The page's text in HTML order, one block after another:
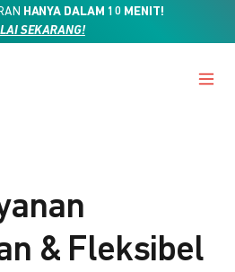
HANYA DALAM 10 MENIT!
SEKARANG!
& Fleksibel